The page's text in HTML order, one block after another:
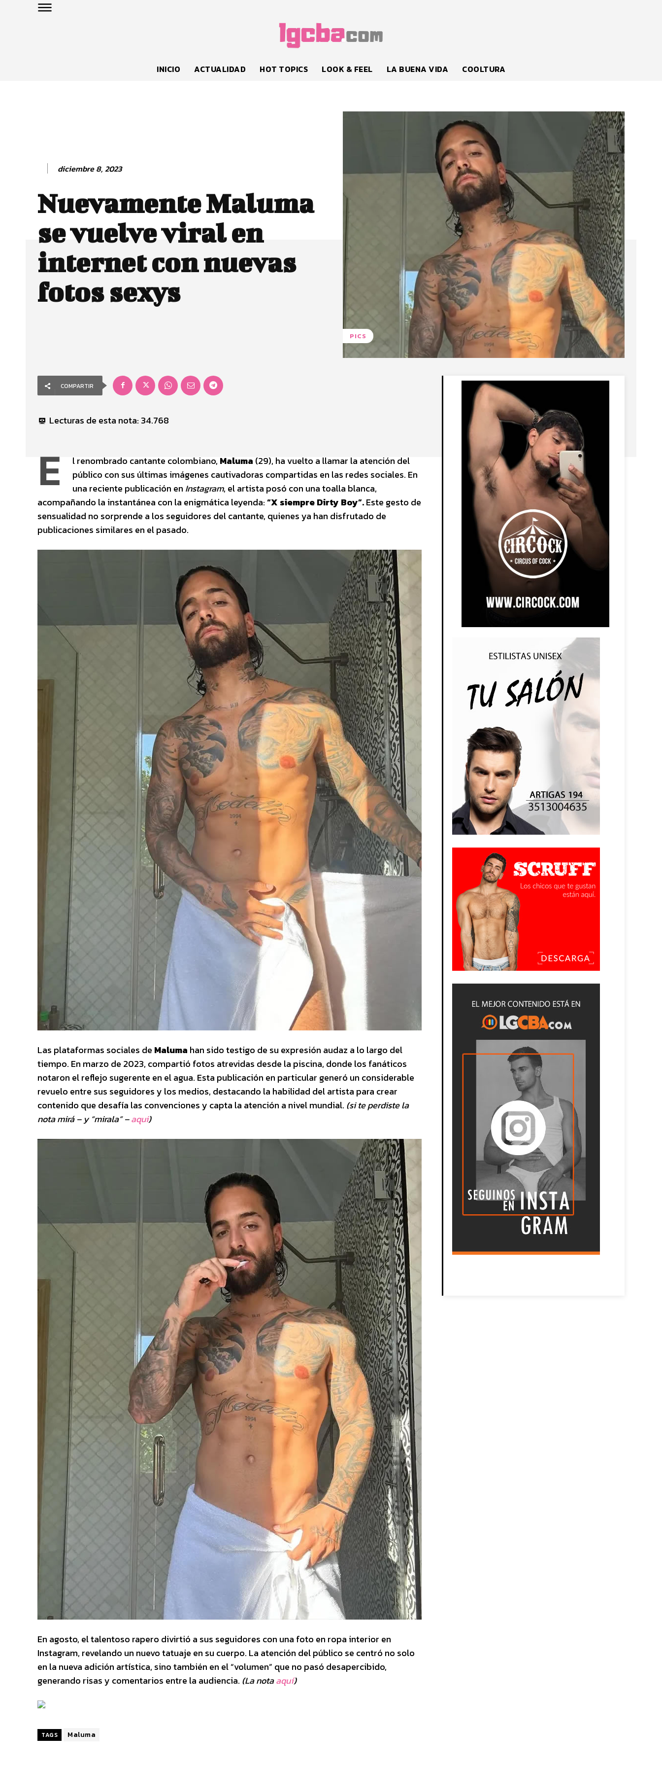
INICIO ACTUALIDAD HOT TOPICS LOOK & FEEL LA BUENA VIDA COOLTURA
diciembre 8, 2023
Nuevamente Maluma
se vuelve viral en
internet con nuevas
fotos sexys
PICS
COMPARTIR
Lecturas de esta nota: 34.768
E l renombrado cantante colombiano, Maluma (29), ha vuelto a llamar la atención del
público con sus últimas imágenes cautivadoras compartidas en las redes sociales. En
una reciente publicación en Instagram, el artista posó con una toalla blanca,
acompañando la instantánea con la enigmática leyenda:“X siempre Dirty Boy”.Este gesto de
sensualidad no sorprende a los seguidores del cantante, quienes ya han disfrutado de
publicaciones similares en el pasado.
Las plataformas sociales de Maluma han sido testigo de su expresión audaz a lo largo del
tiempo. En marzo de 2023, compartió fotos atrevidas desde la piscina, donde los fanáticos
notaron el reflejo sugerente en el agua. Esta publicación en particular generó un considerable
revuelo entre sus seguidores y los medios, destacando la habilidad del artista para crear
contenido que desafía las convenciones y capta la atención a nivel mundial. (si te perdiste la
nota mirá – y “mirala” –aqui)
En agosto, el talentoso rapero divirtió a sus seguidores con una foto en ropa interior en
Instagram, revelando un nuevo tatuaje en su cuerpo. La atención del público se centró no solo
en la nueva adición artística, sino también en el “volumen” que no pasó desapercibido,
generando risas y comentarios entre la audiencia. (La notaaquí)
TAGS Maluma